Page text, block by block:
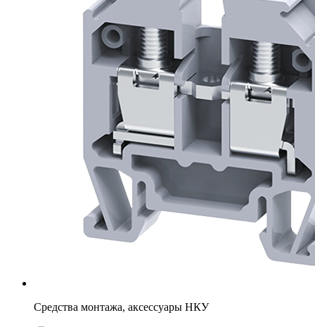
Средства монтажа, аксессуары НКУ